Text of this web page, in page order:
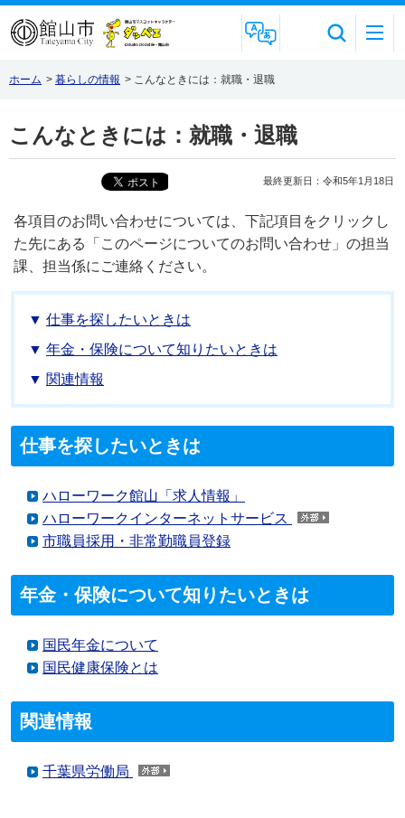
Foreign Language
ホーム > 暮らしの情報 > こんなときには：就職・退職
こんなときには：就職・退職
最終更新日：令和5年1月18日
各項目のお問い合わせについては、下記項目をクリックし
た先にある「このページについてのお問い合わせ」の担当
課、担当係にご連絡ください。
仕事を探したいときは
年金・保険について知りたいときは
関連情報
仕事を探したいときは
ハローワーク館山「求人情報」
ハローワークインターネットサービス
市職員採用・非常勤職員登録
年金・保険について知りたいときは
国民年金について
国民健康保険とは
関連情報
千葉県労働局